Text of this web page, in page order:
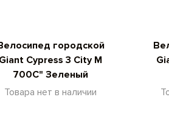
городской
Cypress 3 City M
700C" Зеленый
Товара нет в наличии